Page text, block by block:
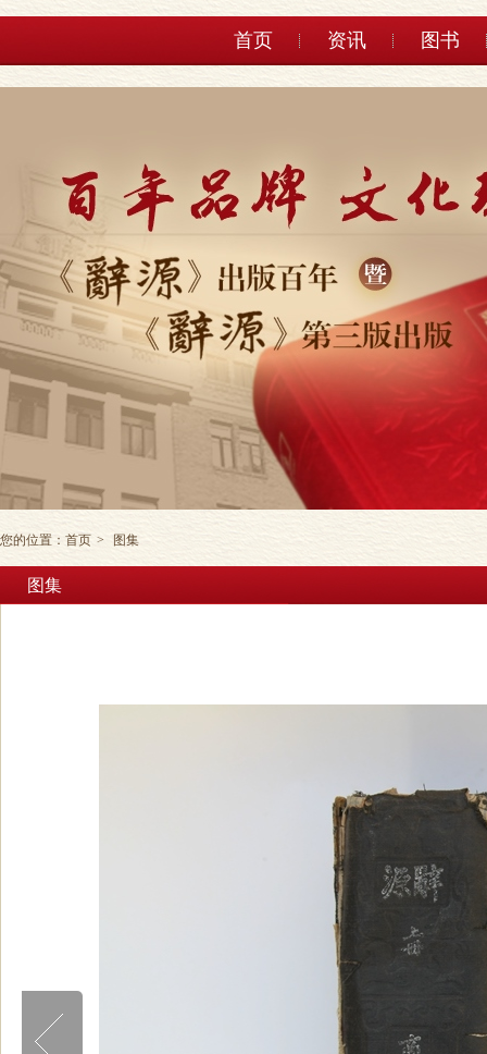
首页 资讯 图书
您的位置： 首页 > 图集
图集